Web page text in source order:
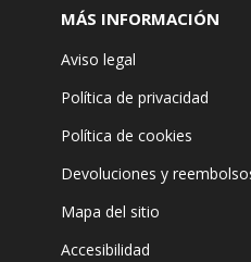
MÁS INFORMACIÓN
Aviso legal
Política de privacidad
Política de cookies
Devoluciones y
Mapa del sitio
Accesibilidad